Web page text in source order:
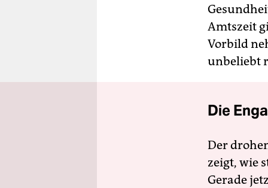
Amtszeit
Vorbild
unbeliebt
Die
Der
zeigt, wie
Gerade